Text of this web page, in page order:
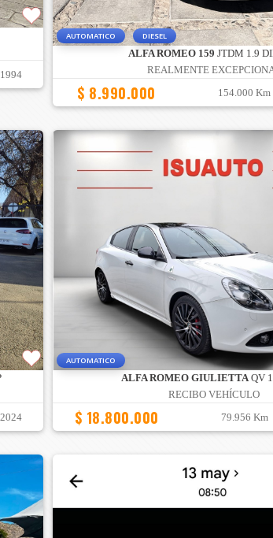
1994
AUTOMATICO DIESEL
ALFA ROMEO 159 JTDM 1.9
REALMENTE
$ 8.990.000 154.000 Km
2024
AUTOMATICO
ALFA ROMEO GIULIETTAQV
RECIBO VEHÍCULO
$ 18.800.000 79.956 Km